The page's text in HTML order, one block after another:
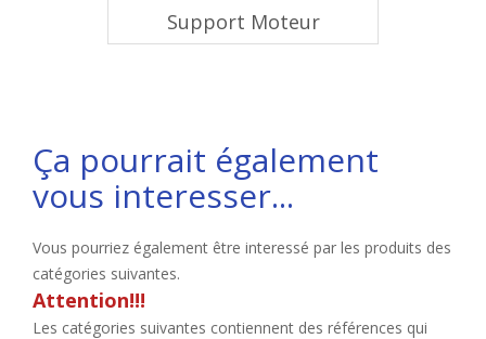
Support Moteur
Ça pourrait également
vous interesser...
Vous pourriez également être interessé par les produits des
catégories suivantes.
Attention!!!
Les catégories suivantes contiennent des références qui